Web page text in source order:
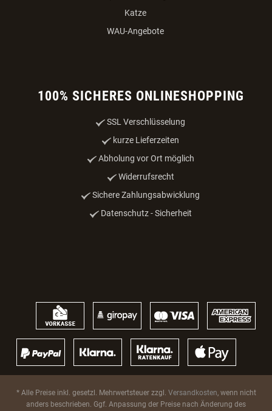
Katze
WAU-Angebote
100% SICHERES ONLINESHOPPING
SSL Verschlüsselung
kurze Lieferzeiten
Abholung vor Ort möglich
Widerrufsrecht
Sichere Zahlungsabwicklung
Datenschutz - Sicherheit
* Alle Preise inkl. gesetzl. Mehrwertsteuer zzgl. Versandkosten, wenn nicht
anders beschrieben. Ggf. Anpassung der Preise nach Änderung des